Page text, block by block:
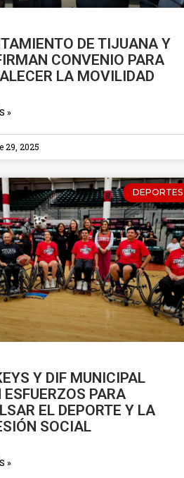
DE TIJUANA Y
CONVENIO PARA
LA MOVILIDAD
»
29, 2025
DEPORTES
Y DIF MUNICIPAL
ESFUERZOS PARA
EL DEPORTE Y LA
SOCIAL
»